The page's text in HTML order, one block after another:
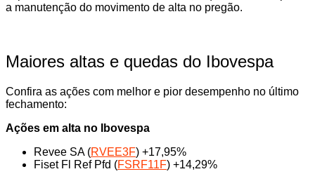
a manutenção do movimento de alta no pregão.
Maiores altas e quedas do Ibovespa
Confira as ações com melhor e pior desempenho no último
fechamento:
Ações em alta no Ibovespa
Revee SA (RVEE3F) +17,95%
Fiset Fl Ref Pfd (FSRF11F) +14,29%